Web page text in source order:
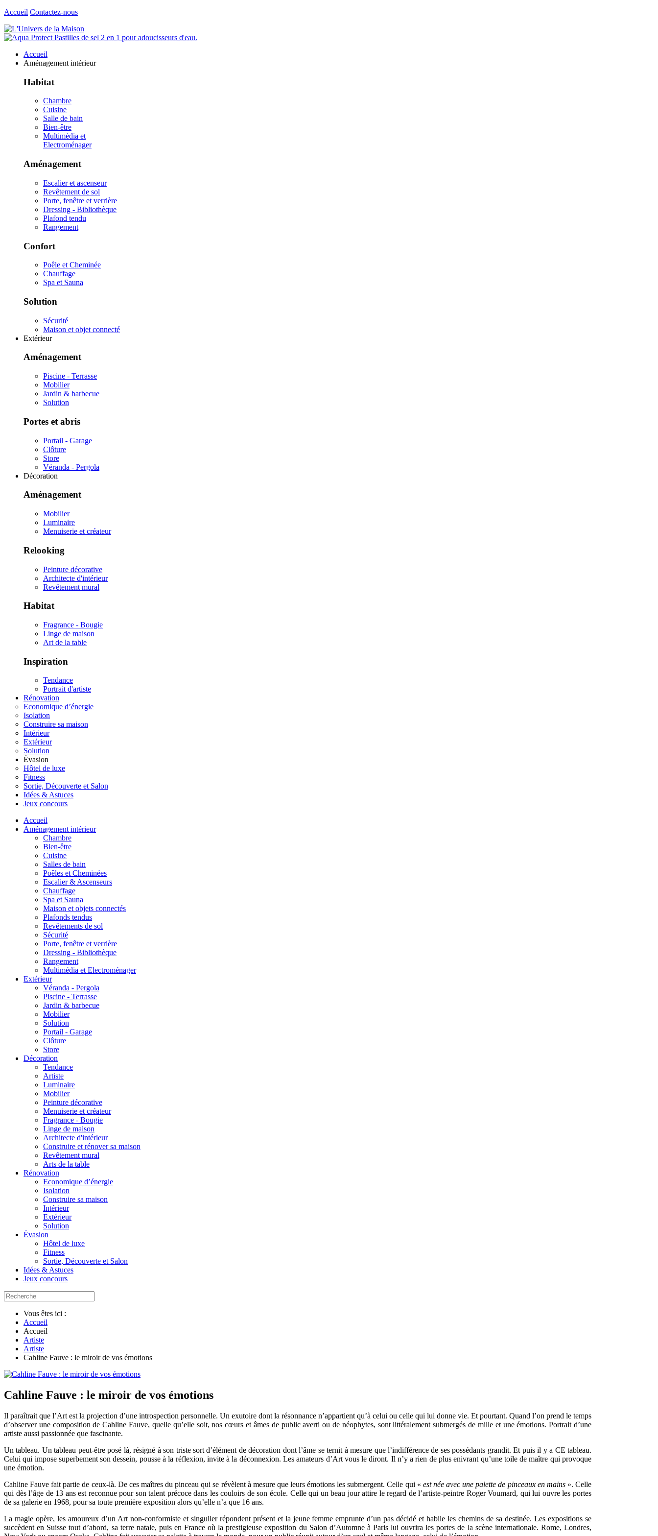
Accueil Contactez-nous
Accueil
Aménagement intérieur
Habitat
Chambre
Cuisine
Salle de bain
Bien-être
Multimédia et
Electroménager
Aménagement
Escalier et ascenseur
Revêtement de sol
Porte, fenêtre et verrière
Dressing - Bibliothèque
Plafond tendu
Rangement
Confort
Poêle et Cheminée
Chauffage
Spa et Sauna
Solution
Sécurité
Maison et objet connecté
Extérieur
Aménagement
Piscine - Terrasse
Mobilier
Jardin & barbecue
Solution
Portes et abris
Portail - Garage
Clôture
Store
Véranda - Pergola
Décoration
Aménagement
Mobilier
Luminaire
Menuiserie et créateur
Relooking
Peinture décorative
Architecte d'intérieur
Revêtement mural
Habitat
Fragrance - Bougie
Linge de maison
Art de la table
Inspiration
Tendance
Portrait d'artiste
Rénovation
Economique d’énergie
Isolation
Construire sa maison
Intérieur
Extérieur
Solution
Évasion
Hôtel de luxe
Fitness
Sortie, Découverte et Salon
Idées & Astuces
Jeux concours
Accueil
Aménagement intérieur
Chambre
Bien-être
Cuisine
Salles de bain
Poêles et Cheminées
Escalier & Ascenseurs
Chauffage
Spa et Sauna
Maison et objets connectés
Plafonds tendus
Revêtements de sol
Sécurité
Porte, fenêtre et verrière
Dressing - Bibliothèque
Rangement
Multimédia et Electroménager
Extérieur
Véranda - Pergola
Piscine - Terrasse
Jardin & barbecue
Mobilier
Solution
Portail - Garage
Clôture
Store
Décoration
Tendance
Artiste
Luminaire
Mobilier
Peinture décorative
Menuiserie et créateur
Fragrance - Bougie
Linge de maison
Architecte d'intérieur
Construire et rénover sa maison
Revêtement mural
Arts de la table
Rénovation
Economique d’énergie
Isolation
Construire sa maison
Intérieur
Extérieur
Solution
Évasion
Hôtel de luxe
Fitness
Sortie, Découverte et Salon
Idées & Astuces
Jeux concours
Vous êtes ici :
Accueil
Accueil
Artiste
Artiste
Cahline Fauve : le miroir de vos émotions
Cahline Fauve : le miroir de vos émotions
Il paraîtrait que l’Art est la projection d’une introspection personnelle. Un exutoire dont la résonnance n’appartient qu’à celui ou celle qui lui donne vie. Et pourtant. Quand l’on prend le temps
d’observer une composition de Cahline Fauve, quelle qu’elle soit, nos cœurs et âmes de public averti ou de néophytes, sont littéralement submergés de mille et une émotions. Portrait d’une
artiste aussi passionnée que fascinante.
Un tableau. Un tableau peut-être posé là, résigné à son triste sort d’élément de décoration dont l’âme se ternit à mesure que l’indifférence de ses possédants grandit. Et puis il y a CE tableau.
Celui qui impose superbement son dessein, pousse à la réflexion, invite à la déconnexion. Les amateurs d’Art vous le diront. Il n’y a rien de plus enivrant qu’une toile de maître qui provoque
une émotion.
Cahline Fauve fait partie de ceux-là. De ces maîtres du pinceau qui se révèlent à mesure que leurs émotions les submergent. Celle qui « est née avec une palette de pinceaux en mains». Celle
qui dès l’âge de 13 ans est reconnue pour son talent précoce dans les couloirs de son école. Celle qui un beau jour attire le regard de l’artiste-peintre Roger Voumard, qui lui ouvre les portes
de sa galerie en 1968, pour sa toute première exposition alors qu’elle n’a que 16 ans.
La magie opère, les amoureux d’un Art non-conformiste et singulier répondent présent et la jeune femme emprunte d’un pas décidé et habile les chemins de sa destinée. Les expositions se
succèdent en Suisse tout d’abord, sa terre natale, puis en France où la prestigieuse exposition du Salon d’Automne à Paris lui ouvrira les portes de la scène internationale. Rome, Londres,